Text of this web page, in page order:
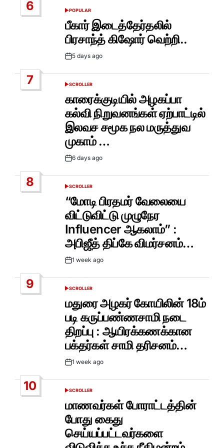
6
POSTED
IN
POPULAR
பீகார் இடைத்தேர்தலில்
பிரசாந்த் கிஷோர் வெற்றி..
Post5 days ago
7
POSTED
SCROLLER
காரைக்குடியில் அழகப்பா
கல்வி நிறுவனங்கள் ஏற்பாட்டில்
இலவச சமூக நல மருத்துவ
முகாம் …
Post6 days ago
8
POSTED
IN
SCROLLER
“மோடி பிரதமர் வேலையை
விட்டுவிட்டு முழுநேர
Influencer ஆகலாம்” :
அபிஜீத் திப்கே விமர்சனம்…
Post1 week ago
9
POSTED
SCROLLER
மதுரை அழகர் கோயிலின் 18ம்
படி கருப்பண்ணசாமி நடை
திறப்பு : ஆயிரக்கணக்கான
பக்தர்கள் சாமி தரிசனம்…
Post1 week ago
10
POSTED
SCROLLER
மாணவர்கள் போராட்டத்தின்
போது கைது
செய்யப்பட்டவர்களை